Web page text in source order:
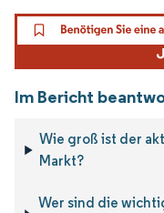
Im Bericht
Wie groß ist der
Markt?
Wer sind die